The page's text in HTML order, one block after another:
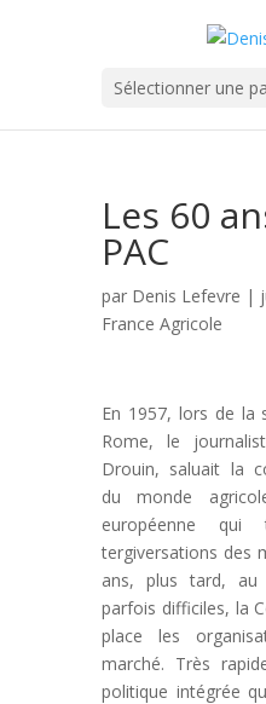
Sélectionner une
Les 60
PAC
par Denis Lefevre |
France Agricole
En 1957, lors de la
Rome, le
Drouin, saluait la
du monde
européenne qui
tergiversations des
ans, plus tard, au
parfois difficiles, la
place les
marché. Très
politique intégrée